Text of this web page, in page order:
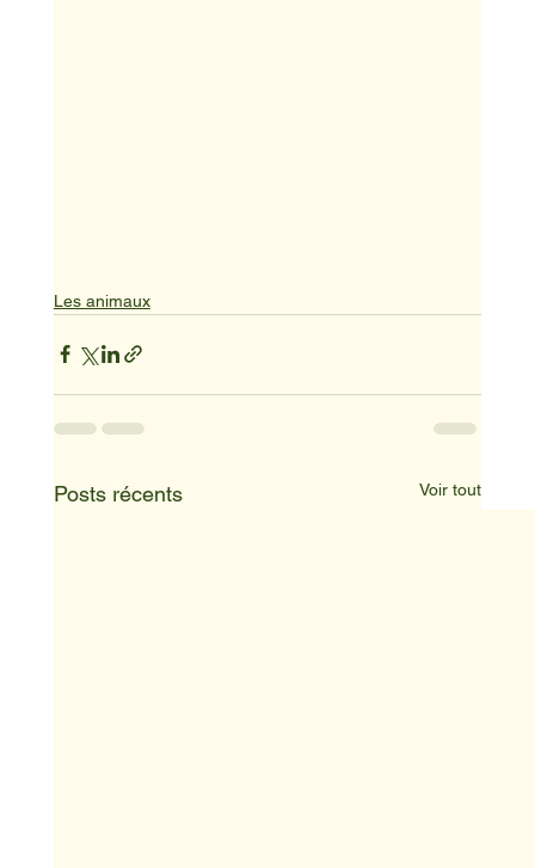
Les animaux
Posts récents Voir tout